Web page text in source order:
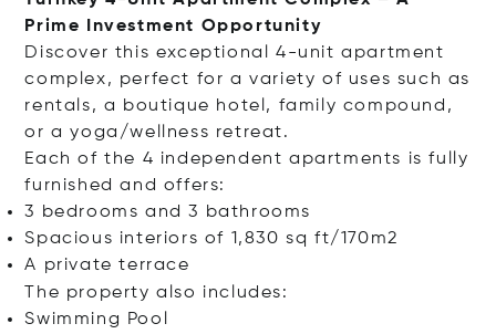
Prime Investment Opportunity
Discover this exceptional 4-unit apartment
complex, perfect for a variety of uses such as
rentals, a boutique hotel, family compound,
or a yoga/wellness retreat.
Each of the 4 independent apartments is fully
furnished and offers:
3 bedrooms and 3 bathrooms
Spacious interiors of 1,830 sq ft/170m2
A private terrace
The property also includes:
Swimming Pool